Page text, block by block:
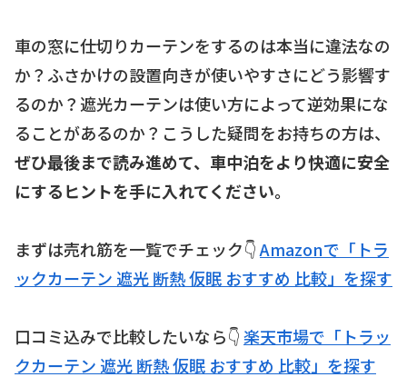
車の窓に仕切りカーテンをするのは本当に違法なの
か？ふさかけの設置向きが使いやすさにどう影響す
るのか？遮光カーテンは使い方によって逆効果にな
ることがあるのか？こうした疑問をお持ちの方は、
ぜひ最後まで読み進めて、車中泊をより快適に安全
にするヒントを手に入れてください。
まずは売れ筋を一覧でチェック👇Amazonで「トラ
ックカーテン 遮光 断熱 仮眠 おすすめ 比較」を探す
口コミ込みで比較したいなら👇楽天市場で「トラッ
クカーテン 遮光 断熱 仮眠 おすすめ 比較」を探す